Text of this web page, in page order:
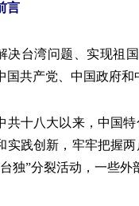
言
湾问题、实现祖国
国共产党、中国政府和
八大以来，中国特
实践创新，牢牢把握
独”分裂活动，一些外